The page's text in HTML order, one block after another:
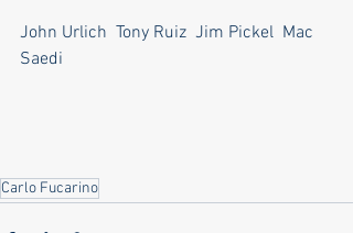
John Urlich  Tony Ruiz  Jim Pickel  Mac
Saedi
Carlo Fucarino